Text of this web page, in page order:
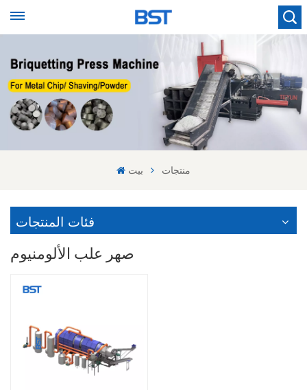
بيت منتجات
فئات المنتجات
صهر علب الألومنيوم